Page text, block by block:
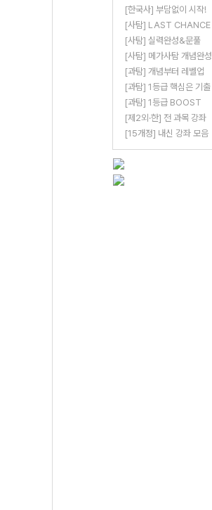
[한국사] 부담없이 시작!
[사탐] LAST CHANCE
[사탐] 실력완성&문풀
[사탐] 메가사탐 개념완성
[과탐] 개념부터 레벨업
[과탐] 1등급 핵심은 기출
[과탐] 1등급 BOOST
[제2외·한] 전 과목 강좌
[15개정] 내신 강좌 모음